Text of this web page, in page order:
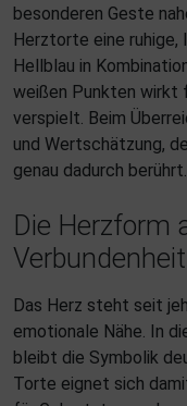
besonderen Geste
Herztorte eine ruhige,
Hellblau in
weißen Punkten wirkt
verspielt. Beim
und Wertschätzung,
genau dadurch berührt.
Die Herzform
Verbundenheit
Das Herz steht seit
emotionale Nähe. In
bleibt die Symbolik
Torte eignet sich